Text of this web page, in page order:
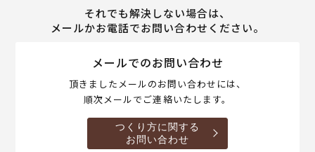
それでも解決しない場合は、
メールかお電話でお問い合わせください。
メールでのお問い合わせ
頂きましたメールのお問い合わせには、
順次メールでご連絡いたします。
つくり方に関する
お問い合わせ